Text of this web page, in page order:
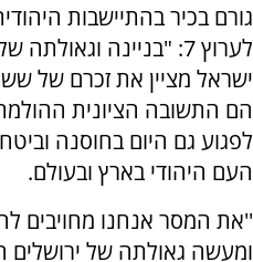
גורם בכיר בהתיישבות
לערוץ 7: "בניינה
ישראל מציין את זכרם של
הם התשובה הציונית
לפגוע גם היום בחוסנה
העם היהודי בארץ ובעולם.
''את המסר אנחנו מחויבים
ומעשה גאולתה של ירושלים